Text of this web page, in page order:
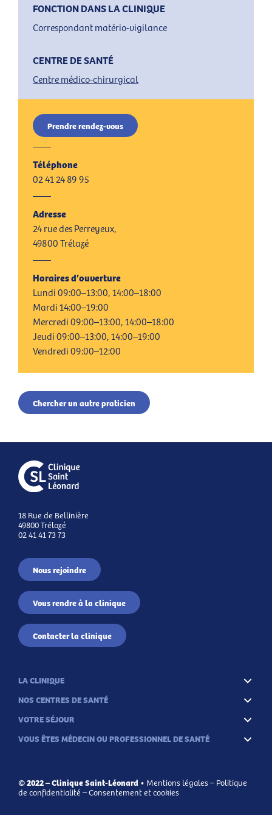
FONCTION DANS LA CLINIQUE
Correspondant matério-vigilance
CENTRE DE SANTÉ
Centre médico-chirurgical
Prendre rendez-vous
Téléphone
02 41 24 89 95
Adresse
24 rue des Perreyeux,
49800 Trélazé
Horaires d’ouverture
Lundi 09:00–13:00, 14:00–18:00
Mardi 14:00–19:00
Mercredi 09:00–13:00, 14:00–18:00
Jeudi 09:00–13:00, 14:00–19:00
Vendredi 09:00–12:00
Chercher un autre praticien
18 Rue de Bellinière
49800 Trélazé
02 41 41 73 73
Nous rejoindre
Vous rendre à la clinique
Contacter la clinique
LA CLINIQUE
NOS CENTRES DE SANTÉ
VOTRE SÉJOUR
VOUS ÊTES MÉDECIN OU PROFESSIONNEL DE SANTÉ
© 2022 – Clinique Saint-Léonard • Mentions légales – Politique
de confidentialité –Consentement et cookies